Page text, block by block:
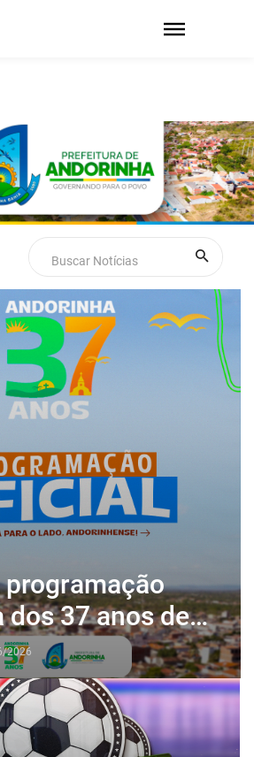
Next
37 anos de
Andorinha
2026